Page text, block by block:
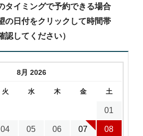
タイミングで予約できる場合
の日付をクリックして時間帯
認してください）
8月 2026
火 水 木 金 土
01
04 05 06 07 08